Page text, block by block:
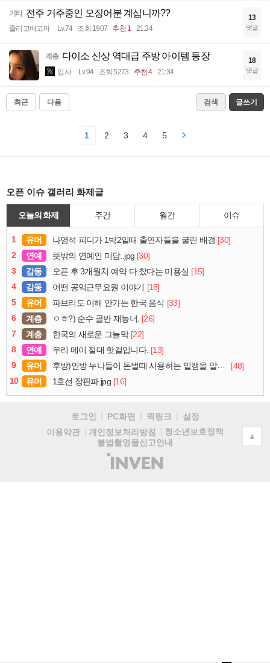
기타 전주 거주중인 오징어분 계십니까??
졸리고배고파 Lv.74 조회 1907 추천 1 21:34
13
댓글
계층 다이소 신상 역대급 주방 아이템 등장
입사 Lv.94 조회 5273 추천 4 21:34
18
댓글
최근 다음 검색 글쓰기
1 2 3 4 5
오픈 이슈 갤러리 화제글
오늘의 화제 주간 월간 이슈
1 유머 나영석 피디가 1박2일때 출연자들을 굴린 배경 [30]
2
연예 뜻밖의 연예인 미담..jpg [30]
3
감동 오픈 후 3개월치 예약 다 찼다는 미용실 [15]
4
감동 어떤 공익근무요원 이야기 [18]
5
유머 파브리도 이해 안가는 한국 음식 [33]
6
계층 ㅇㅎ?) 순수 골반 재능녀. [26]
7
계층 한국의 새로운 그늘막 [22]
8
연예 우리 메이 절대 핫걸입니다. [13]
9
유머 후방)인방 누나들이 돈벌때 사용하는 밑캠을 알아보자
[48]
10
유머 1호선 장판파.jpg [16]
로그인 PC화면 퀵링크
설정
이용약관
개인정보처리방침
청소년보호정책
불법촬영물신고안내
(주)
인
▲